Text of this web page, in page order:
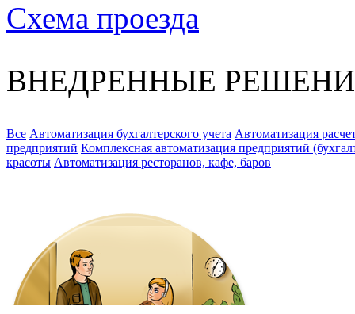
Схема проезда
ВНЕДРЕННЫЕ
Все Автоматизация бухгалтерского учета Автоматизация
предприятий Комплексная автоматизация предприятий
красоты Автоматизация ресторанов, кафе, баров